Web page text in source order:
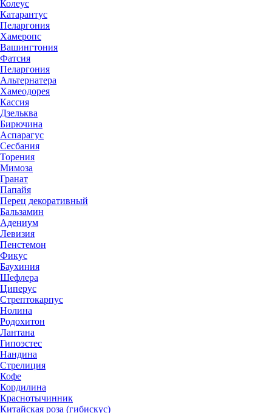
Колеус
Катарантус
Пеларгония
Хамеропс
Вашингтония
Фатсия
Пеларгония
Альтернатера
Хамеодорея
Кассия
Дзельква
Бирючина
Аспарагус
Сесбания
Торения
Мимоза
Гранат
Папайя
Перец декоративный
Бальзамин
Адениум
Левизия
Пенстемон
Фикус
Баухиния
Шефлера
Циперус
Стрептокарпус
Нолина
Родохитон
Лантана
Гипоэстес
Нандина
Стрелиция
Кофе
Кордилина
Краснотычинник
Китайская роза (гибискус)